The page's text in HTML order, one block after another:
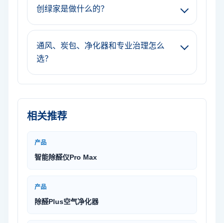
创绿家是做什么的？
通风、炭包、净化器和专业治理怎么
选？
相关推荐
产品
智能除醛仪Pro Max
产品
除醛Plus空气净化器